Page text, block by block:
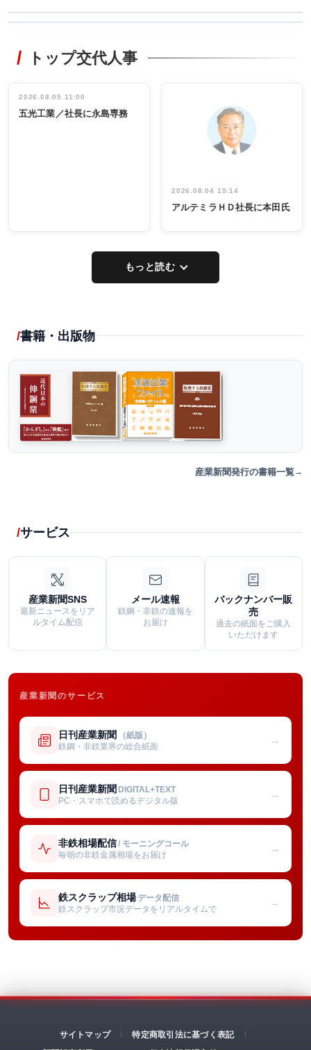
非鉄業界で
インタビュ
ー／社内ア
タックトレー
祝う 業界関
係者ら220人
出席
トップ交代人事
2026.08.05 11:00
五光工業／社長に永島専務
2026.08.04 15:14
アルテミラＨＤ社長に本田氏
もっと読む
書籍・出版物
産業新聞発行の書籍一覧
サービス
産業新聞SNS
最新ニュースをリア
ルタイム配信
メール速報
鉄鋼・非鉄の速報を
お届け
バックナンバー販
売
過去の紙面をご購入
いただけます
産業新聞のサービス
日刊産業新聞 （紙版）
鉄鋼・非鉄業界の総合紙面
→
日刊産業新聞 DIGITAL+TEXT
PC・スマホで読めるデジタル版
→
非鉄相場配信/ モーニングコール
毎朝の非鉄金属相場をお届け
→
鉄スクラップ相場 データ配信
鉄スクラップ市況データをリアルタイムで
→
サイトマップ
特定商取引法に基づく表記